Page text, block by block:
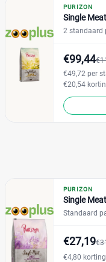
PURIZON
Single
2 standaard
€99,44
€49,72 per
€20,54
PURIZON
Single
Standaard
€27,19
€4,80